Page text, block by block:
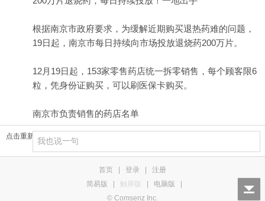
根据南京市政府要求，为缓解近期购买退热药难的问题，
19日起，南京市每日持续向市场投放退烧药200万片。
12月19日起，153家零售药店统一拆零销售，每个顾客限6
粒，凭身份证购买，可以刷医保卡购买。
南京市负责销售的药店名单
点击重新加载
首页 登录
注册
简易版
触屏版 电脑版
© Comsenz Inc.